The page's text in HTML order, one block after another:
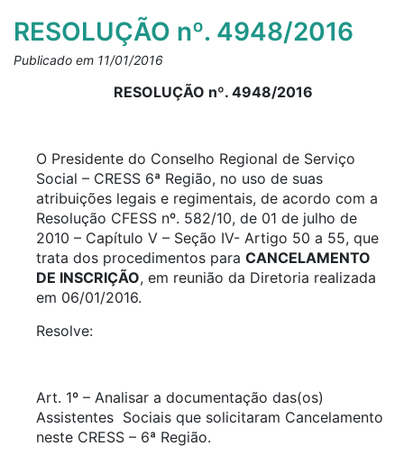
RESOLUÇÃO nº. 4948/2016
Publicado em 11/01/2016
RESOLUÇÃO nº. 4948/2016
O Presidente do Conselho Regional de Serviço
Social – CRESS 6ª Região, no uso de suas
atribuições legais e regimentais, de acordo com a
Resolução CFESS nº. 582/10, de 01 de julho de
2010 – Capítulo V – Seção IV- Artigo 50 a 55, que
trata dos procedimentos para CANCELAMENTO
DE INSCRIÇÃO, em reunião da Diretoria realizada
em 06/01/2016.
Resolve:
Art. 1º – Analisar a documentação das(os)
Assistentes Sociais que solicitaram Cancelamento
neste CRESS – 6ª Região.